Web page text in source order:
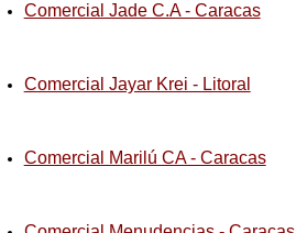
Comercial Jade C.A - Caracas
Comercial Jayar Krei - Litoral
Comercial Marilú CA - Caracas